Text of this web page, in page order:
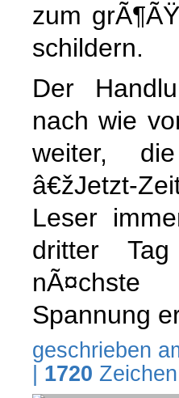
zum
schildern.
Der
nach wie
weiter,
â€žJetzt-
Leser
dritter
Spannung
geschrieben
1720 Zeichen